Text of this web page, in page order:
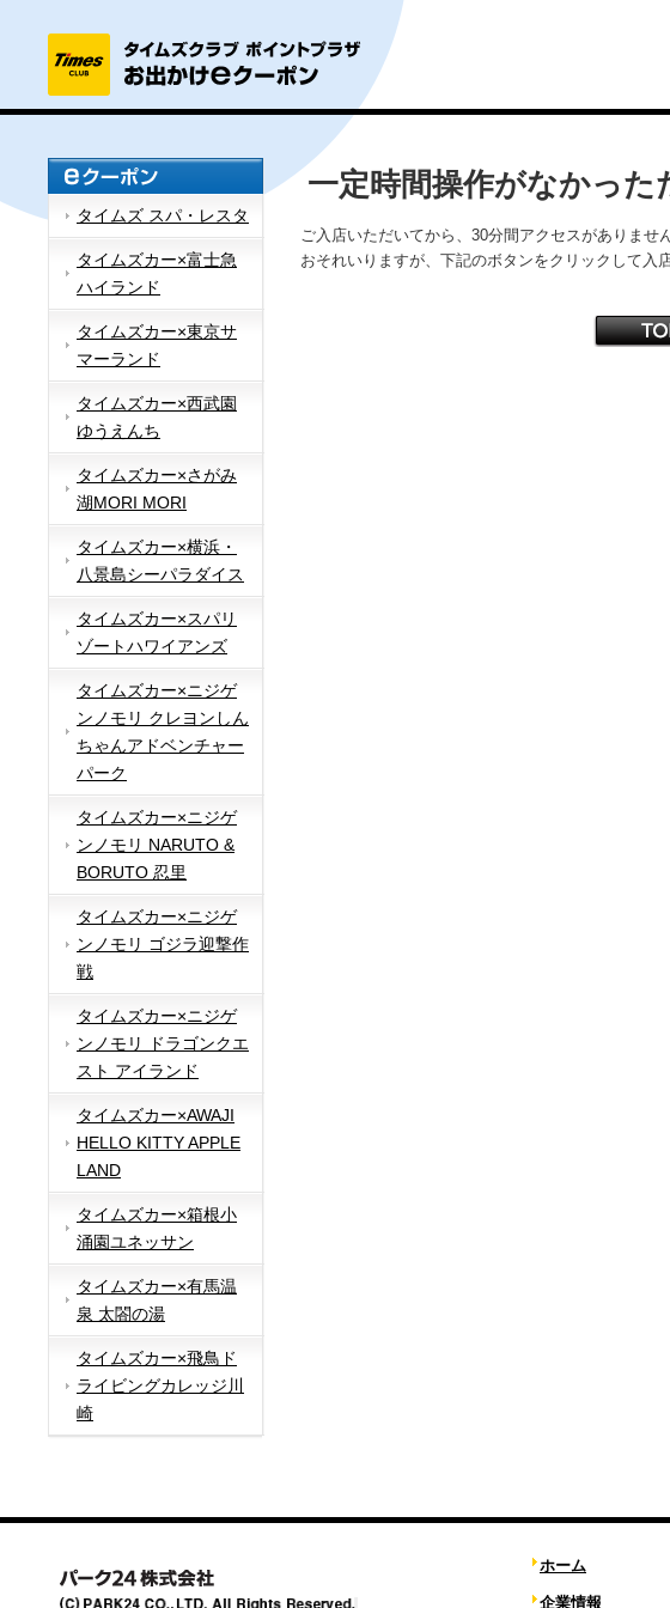
タイムズ スパ・レスタ
タイムズカー×富士急
ハイランド
タイムズカー×東京サ
マーランド
タイムズカー×西武園
ゆうえんち
タイムズカー×さがみ
湖MORI MORI
タイムズカー×横浜・
八景島シーパラダイス
タイムズカー×スパリ
ゾートハワイアンズ
タイムズカー×ニジゲ
ンノモリ クレヨンしん
ちゃんアドベンチャー
パーク
タイムズカー×ニジゲ
ンノモリ NARUTO &
BORUTO 忍里
タイムズカー×ニジゲ
ンノモリ ゴジラ迎撃作
戦
タイムズカー×ニジゲ
ンノモリ ドラゴンクエ
スト アイランド
タイムズカー×AWAJI
HELLO KITTY APPLE
LAND
タイムズカー×箱根小
涌園ユネッサン
タイムズカー×有馬温
泉 太閤の湯
タイムズカー×飛鳥ド
ライビングカレッジ川
崎
一定時間操作がなかった
ご入店いただいてから、30分間アクセスがありませ
おそれいりますが、下記のボタンをクリックして入
ホーム
企業情報